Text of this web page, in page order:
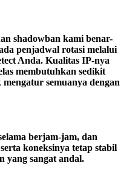
shadowban kami benar-
penjadwal rotasi melalui
Anda. Kualitas IP-nya
membutuhkan sedikit
semuanya dengan
berjam-jam, dan
koneksinya tetap stabil
yang sangat andal.